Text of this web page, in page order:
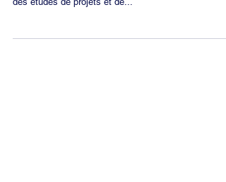
Odile a 46 ans. Elle est directrice du patrimoine en